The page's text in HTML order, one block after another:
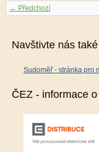
← Předchozí
Navštivte nás
Sudoměř - stránka pro
ČEZ - informace